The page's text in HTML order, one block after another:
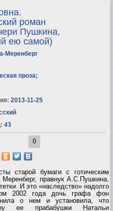
роман
Пушкина,
ею самой)
Меренберг
проза;
2013-11-25
43
0
старой бумаги с готическим
правнук А.С.Пушкина,
И это «наследство» надолго
2002 года дочь графа фон
о нем и установила, что
ее прабабушки Натальи